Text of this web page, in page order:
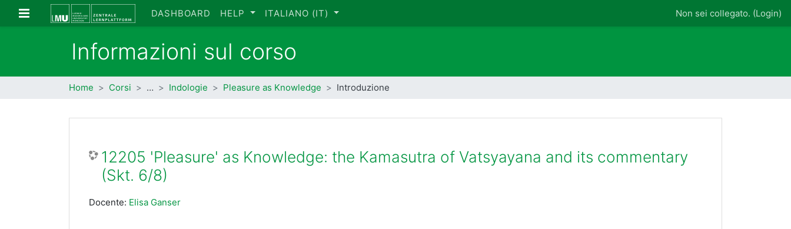
Vai al contenuto principale
Pannello laterale DASHBOARD HELP ITALIANO ‎(IT)‎ Non sei collegato. (Login)
Informazioni sul corso
Home Corsi … Indologie Pleasure as Knowledge Introduzione
12205 'Pleasure' as Knowledge: the Kamasutra of Vatsyayana and its commentary
(Skt. 6/8)
Docente: Elisa Ganser